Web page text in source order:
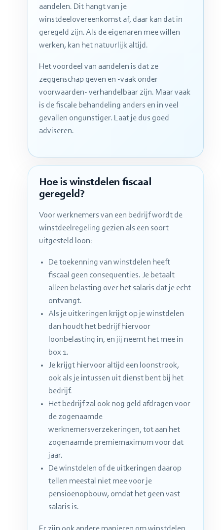
aandelen. Dit hangt van je
winstdeelovereenkomst af, daar kan dat in
geregeld zijn. Als de eigenaren mee willen
werken, kan het natuurlijk altijd.
Het voordeel van aandelen is dat ze
zeggenschap geven en -vaak onder
voorwaarden- verhandelbaar zijn. Maar vaak
is de fiscale behandeling anders en in veel
gevallen ongunstiger. Laat je dus goed
adviseren.
Hoe is winstdelen fiscaal
geregeld?
Voor werknemers van een bedrijf wordt de
winstdeelregeling gezien als een soort
uitgesteld loon:
De toekenning van winstdelen heeft
fiscaal geen consequenties. Je betaalt
alleen belasting over het salaris dat je echt
ontvangt.
Als je uitkeringen krijgt op je winstdelen
dan houdt het bedrijf hiervoor
loonbelasting in, en jij neemt het mee in
box 1.
Je krijgt hiervoor altijd een loonstrook,
ook als je intussen uit dienst bent bij het
bedrijf.
Het bedrijf zal ook nog geld afdragen voor
de zogenaamde
werknemersverzekeringen, tot aan het
zogenaamde premiemaximum voor dat
jaar.
De winstdelen of de uitkeringen daarop
tellen meestal niet mee voor je
pensioenopbouw, omdat het geen vast
salaris is.